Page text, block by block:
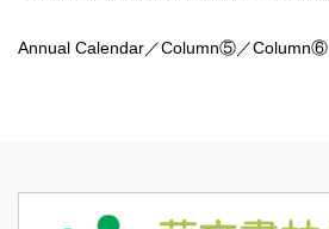
Annual Calendar／Column⑤／Column⑥